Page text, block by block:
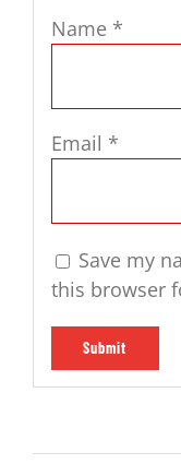
Name *
Email *
Save my
this browser